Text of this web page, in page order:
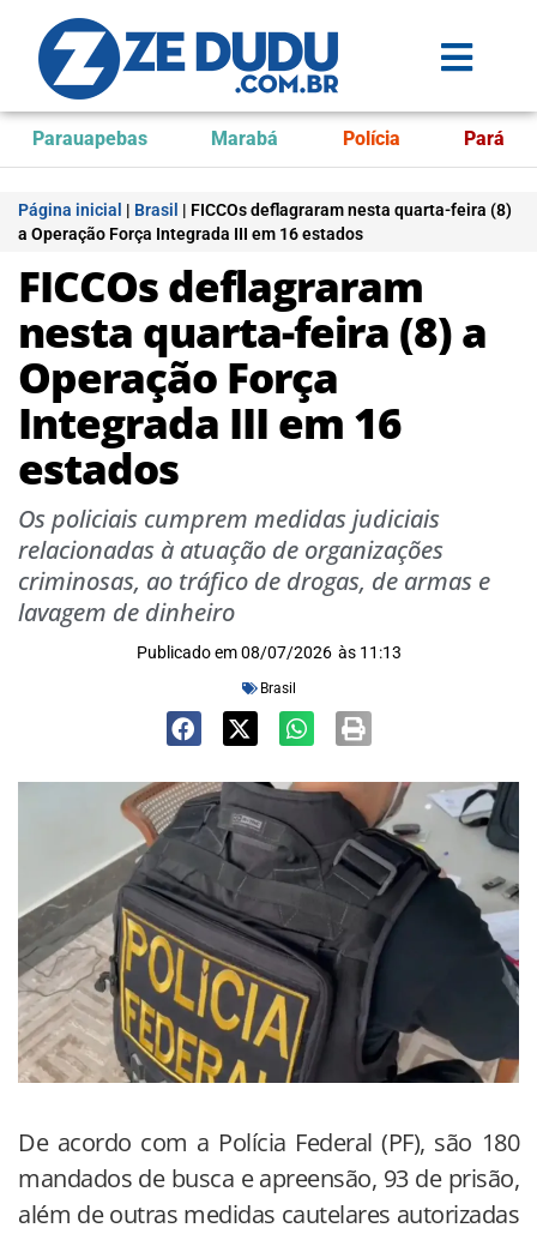
Parauapebas Marabá Polícia Pará
Página inicial | Brasil | FICCOs deflagraram nesta quarta-feira (8)
a Operação Força Integrada III em 16 estados
FICCOs deflagraram
nesta quarta-feira (8) a
Operação Força
Integrada III em 16
estados
Os policiais cumprem medidas judiciais
relacionadas à atuação de organizações
criminosas, ao tráfico de drogas, de armas e
lavagem de dinheiro
Publicado em 08/07/2026 às 11:13
Brasil
De acordo com a Polícia Federal (PF), são 180
mandados de busca e apreensão, 93 de prisão,
além de outras medidas cautelares autorizadas